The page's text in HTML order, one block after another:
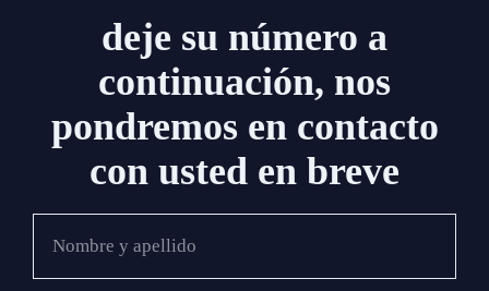
deje su número a
continuación, nos
pondremos en contacto
con usted en breve